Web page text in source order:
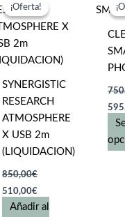
¡Oferta!
¡Oferta!
SYNERGISTIC
RESEARCH
ATMOSPHERE
X USB 2m
(LIQUIDACION)
850,00€
El
precio
original
510,00€
precio
actual
Añadir al
El
era: